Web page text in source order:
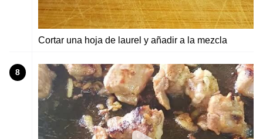
Cortar una hoja de laurel y añadir a la mezcla
8